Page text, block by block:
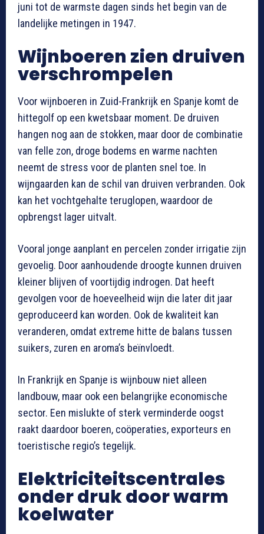
juni tot de warmste dagen sinds het begin van de
landelijke metingen in 1947.
Wijnboeren zien druiven
verschrompelen
Voor wijnboeren in Zuid-Frankrijk en Spanje komt de
hittegolf op een kwetsbaar moment. De druiven
hangen nog aan de stokken, maar door de combinatie
van felle zon, droge bodems en warme nachten
neemt de stress voor de planten snel toe. In
wijngaarden kan de schil van druiven verbranden. Ook
kan het vochtgehalte teruglopen, waardoor de
opbrengst lager uitvalt.
Vooral jonge aanplant en percelen zonder irrigatie zijn
gevoelig. Door aanhoudende droogte kunnen druiven
kleiner blijven of voortijdig indrogen. Dat heeft
gevolgen voor de hoeveelheid wijn die later dit jaar
geproduceerd kan worden. Ook de kwaliteit kan
veranderen, omdat extreme hitte de balans tussen
suikers, zuren en aroma’s beïnvloedt.
In Frankrijk en Spanje is wijnbouw niet alleen
landbouw, maar ook een belangrijke economische
sector. Een mislukte of sterk verminderde oogst
raakt daardoor boeren, coöperaties, exporteurs en
toeristische regio’s tegelijk.
Elektriciteitscentrales
onder druk door warm
koelwater